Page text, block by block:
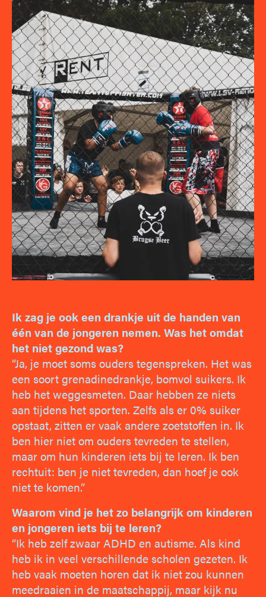
Ik zag je ook een drankje uit de handen van
één van de jongeren nemen. Was het omdat
het niet gezond was?
“Ja, je moet soms ouders tegenspreken. Het was
een soort grenadinedrankje, bomvol suikers. Ik
heb het weggesmeten. Daar hebben ze niets
aan tijdens het sporten. Zelfs als er 0% suiker
opstaat, zitten er vaak andere zoetstoffen in. Ik
ben hier niet om ouders tevreden te stellen,
maar om hun kinderen iets bij te leren. Ik ben
rechtuit: ben je niet tevreden, dan hoef je ook
niet te komen.”
Waarom vind je het zo belangrijk om kinderen
en jongeren iets bij te leren?
“Ik heb zelf zwaar ADHD en autisme. Als kind
heb ik in veel verschillende scholen gezeten. Ik
heb vaak moeten horen dat ik niet zou kunnen
meedraaien in de maatschappij, maar kijk nu